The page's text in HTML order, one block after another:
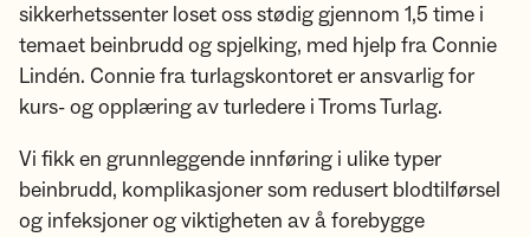
sikkerhetssenter loset oss stødig gjennom 1,5 time i
temaet beinbrudd og spjelking, med hjelp fra Connie
Lindén. Connie fra turlagskontoret er ansvarlig for
kurs- og opplæring av turledere i Troms Turlag.
Vi fikk en grunnleggende innføring i ulike typer
beinbrudd, komplikasjoner som redusert blodtilførsel
og infeksjoner og viktigheten av å forebygge